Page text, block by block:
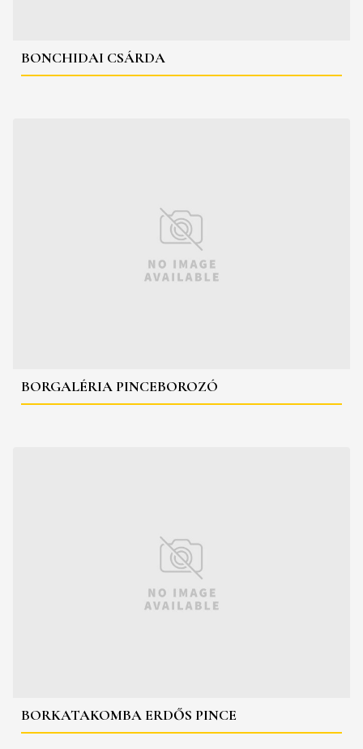
BONCHIDAI CSÁRDA
BORGALÉRIA PINCEBOROZÓ
BORKATAKOMBA ERDŐS PINCE